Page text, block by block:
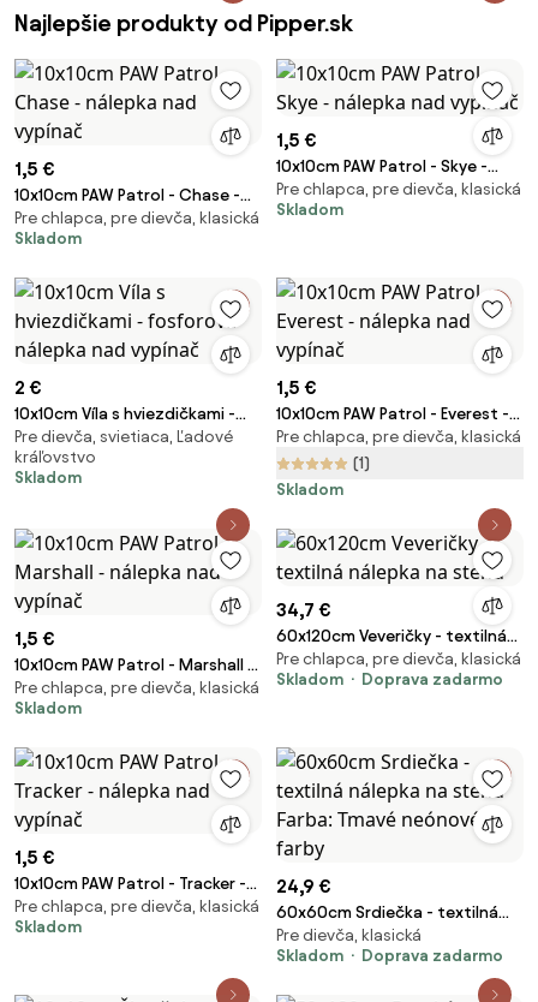
Najlepšie produkty od Pipper.sk
1,5 €
10x10cm PAW Patrol - Chase -
nálepka nad vypínač
Pre chlapca, pre dievča, klasická
Skladom
1,5 €
10x10cm PAW Patrol - Skye -
nálepka nad vypínač
Pre chlapca, pre dievča, klasická
Skladom
2 €
10x10cm Víla s hviezdičkami -
fosforová nálepka nad vypínač
Pre dievča, svietiaca, Ľadové
kráľovstvo
Skladom
1,5 €
10x10cm PAW Patrol - Everest -
nálepka nad vypínač
Pre chlapca, pre dievča, klasická
(1)
Skladom
1,5 €
10x10cm PAW Patrol - Marshall -
nálepka nad vypínač
Pre chlapca, pre dievča, klasická
Skladom
34,7 €
60x120cm Veveričky - textilná
nálepka na stenu
Pre chlapca, pre dievča, klasická
Skladom
Doprava zadarmo
1,5 €
10x10cm PAW Patrol - Tracker -
nálepka nad vypínač
Pre chlapca, pre dievča, klasická
Skladom
24,9 €
60x60cm Srdiečka - textilná
nálepka na stenu Farba: Tmavé
neónové farby
Pre dievča, klasická
Skladom
Doprava zadarmo